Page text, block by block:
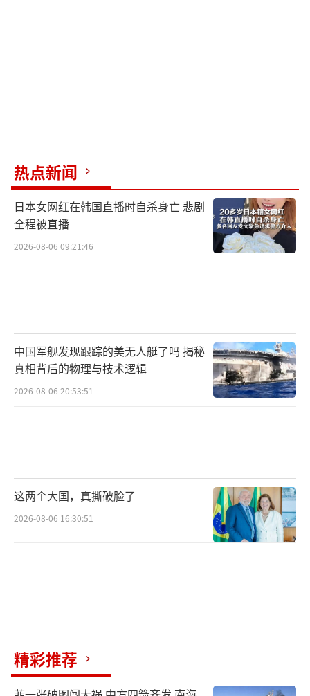
热点新闻
日本女网红在韩国直播时自杀身亡 悲剧
全程被直播
2026-08-06 09:21:46
中国军舰发现跟踪的美无人艇了吗 揭秘
真相背后的物理与技术逻辑
2026-08-06 20:53:51
这两个大国，真撕破脸了
2026-08-06 16:30:51
精彩推荐